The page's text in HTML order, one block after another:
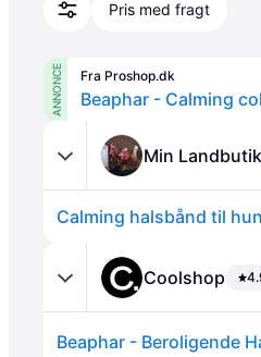
Pris med fragt
ANNONCE Fra Proshop.dk
Beaphar - Calming
Min Landbutik
Calming halsbånd til
Coolshop